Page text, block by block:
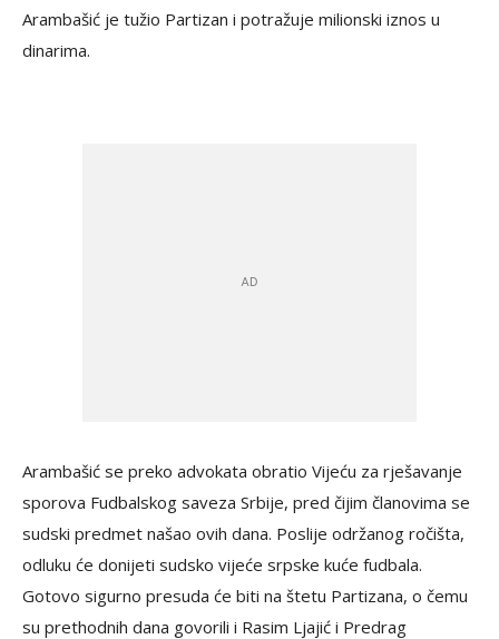
Arambašić je tužio Partizan i potražuje milionski iznos u
dinarima.
Arambašić se preko advokata obratio Vijeću za rješavanje
sporova Fudbalskog saveza Srbije, pred čijim članovima se
sudski predmet našao ovih dana. Poslije održanog ročišta,
odluku će donijeti sudsko vijeće srpske kuće fudbala.
Gotovo sigurno presuda će biti na štetu Partizana, o čemu
su prethodnih dana govorili i Rasim Ljajić i Predrag